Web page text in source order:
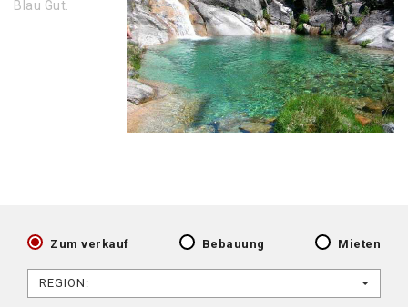
Blau Gut.
Zum verkauf Bebauung Mieten
REGION: